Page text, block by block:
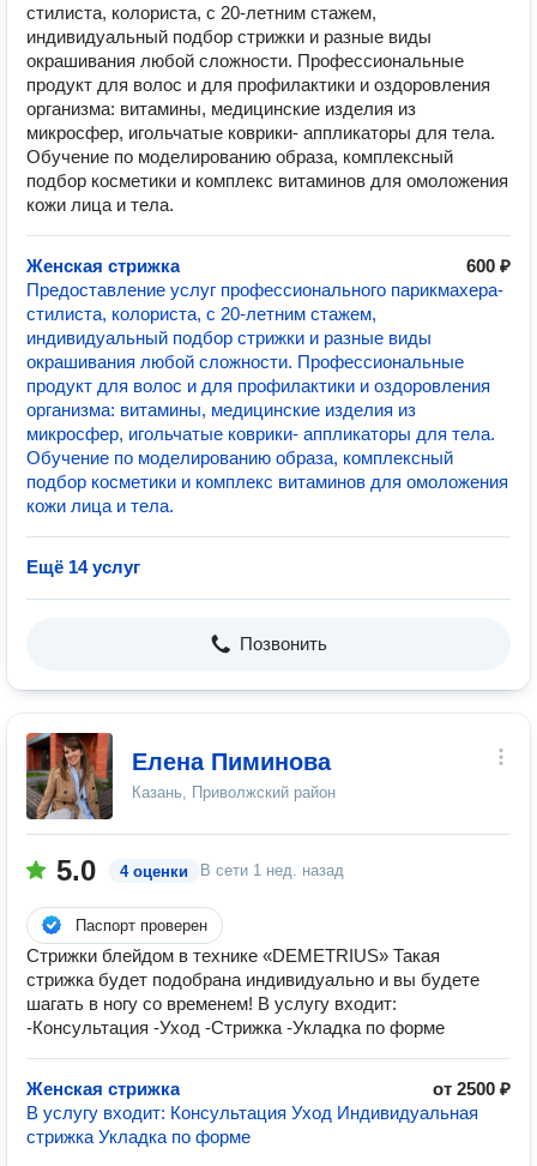
стилиста, колориста, с 20-летним стажем,
индивидуальный подбор стрижки и разные виды
окрашивания любой сложности. Профессиональные
продукт для волос и для профилактики и оздоровления
организма: витамины, медицинские изделия из
микросфер, игольчатые коврики- аппликаторы для тела.
Обучение по моделированию образа, комплексный
подбор косметики и комплекс витаминов для омоложения
кожи лица и тела.
Женская стрижка
600 ₽
Предоставление услуг профессионального парикмахера-
стилиста, колориста, с 20-летним стажем,
индивидуальный подбор стрижки и разные виды
окрашивания любой сложности. Профессиональные
продукт для волос и для профилактики и оздоровления
организма: витамины, медицинские изделия из
микросфер, игольчатые коврики- аппликаторы для тела.
Обучение по моделированию образа, комплексный
подбор косметики и комплекс витаминов для омоложения
кожи лица и тела.
Ещё 14 услуг
Позвонить
Елена Пиминова
Казань, Приволжский район
5.0 4 оценки В сети 1 нед. назад
Паспорт проверен
Стрижки блейдом в технике «DEMETRIUS» Такая
стрижка будет подобрана индивидуально и вы будете
шагать в ногу со временем! В услугу входит:
-Консультация -Уход -Стрижка -Укладка по форме
Женская стрижка
от 2500 ₽
В услугу входит: Консультация Уход Индивидуальная
стрижка Укладка по форме